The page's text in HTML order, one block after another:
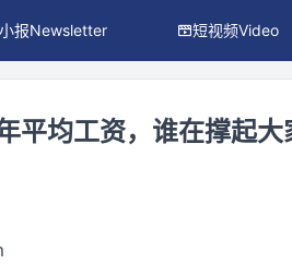
小报Newsletter 短视频Video
均工资，谁在撑起大